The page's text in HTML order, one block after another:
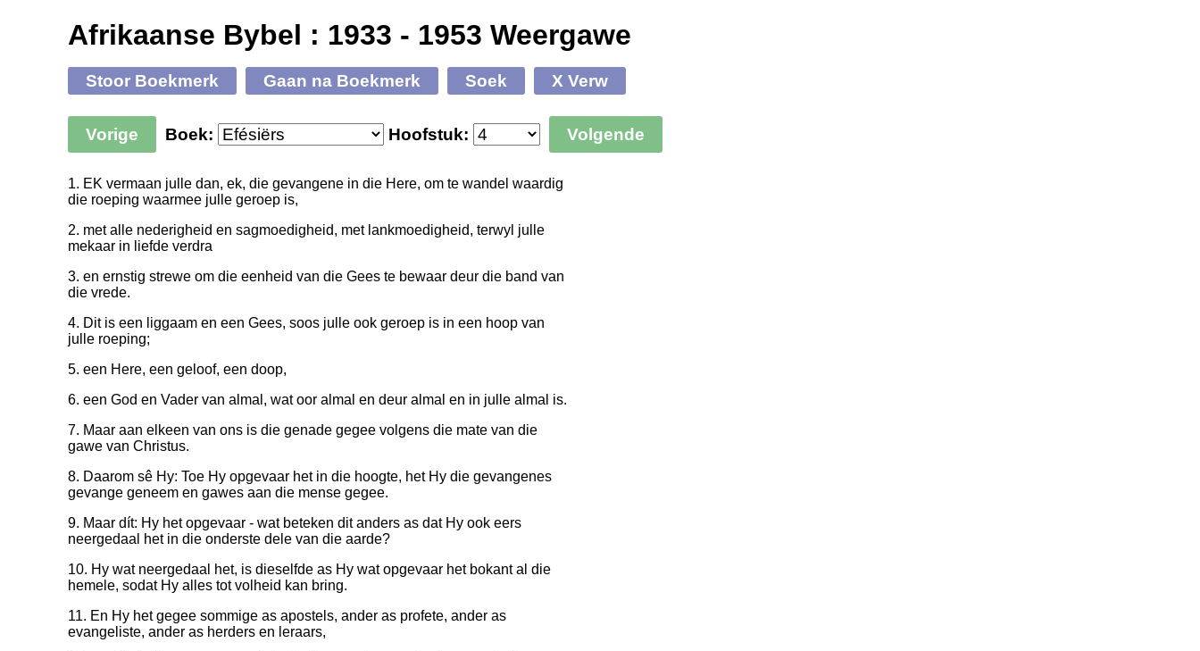
Afrikaanse Bybel : 1933 - 1953 Weergawe
Stoor Boekmerk Gaan na Boekmerk Soek X Verw
Vorige Boek: Hoofstuk: Volgende
1. EK vermaan julle dan, ek, die gevangene in die Here, om te wandel waardig
die roeping waarmee julle geroep is,
2. met alle nederigheid en sagmoedigheid, met lankmoedigheid, terwyl julle
mekaar in liefde verdra
3. en ernstig strewe om die eenheid van die Gees te bewaar deur die band van
die vrede.
4. Dit is een liggaam en een Gees, soos julle ook geroep is in een hoop van
julle roeping;
5. een Here, een geloof, een doop,
6. een God en Vader van almal, wat oor almal en deur almal en in julle almal is.
7. Maar aan elkeen van ons is die genade gegee volgens die mate van die
gawe van Christus.
8. Daarom sê Hy: Toe Hy opgevaar het in die hoogte, het Hy die gevangenes
gevange geneem en gawes aan die mense gegee.
9. Maar dít: Hy het opgevaar - wat beteken dit anders as dat Hy ook eers
neergedaal het in die onderste dele van die aarde?
10. Hy wat neergedaal het, is dieselfde as Hy wat opgevaar het bokant al die
hemele, sodat Hy alles tot volheid kan bring.
11. En Hy het gegee sommige as apostels, ander as profete, ander as
evangeliste, ander as herders en leraars,